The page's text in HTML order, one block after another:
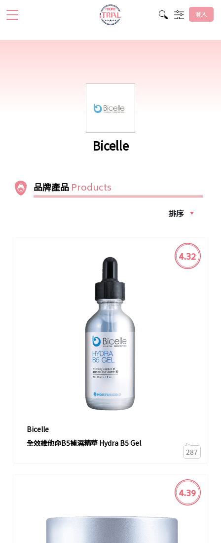
登入
Bicelle
品牌產品 Products
排序
Bicelle
全效維他命B5補濕精華 Hydra B5 Gel
4.32
287
4.39